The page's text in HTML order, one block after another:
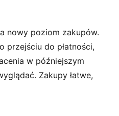
nowy poziom zakupów.
przejściu do płatności,
w późniejszym
Zakupy łatwe,